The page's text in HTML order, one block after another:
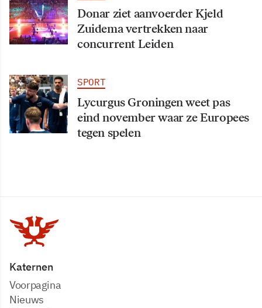
Donar ziet aanvoerder Kjeld
Zuidema vertrekken naar
concurrent Leiden
SPORT
Lycurgus Groningen weet pas
eind november waar ze Europees
tegen spelen
Katernen
Voorpagina
Nieuws